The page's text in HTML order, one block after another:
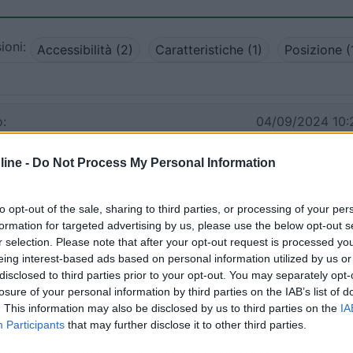
- Do Not Process My Personal Information
opt-out of the sale, sharing to third parties, or processing of your
for targeted advertising by us, please use the below opt-out
selection. Please note that after your opt-out request is processed
interest-based ads based on personal information utilized by us
to third parties prior to your opt-out. You may separately
of your personal information by third parties on the IAB’s list of
This information may also be disclosed by us to third parties on the
Participants that may further disclose it to other third parties.
Accessibilità (2) Caratteristiche (1)
Posizione
04/09/2024
posto il 18/08/2024. Dopo 15 anni siamo ritornati.
e Populonia, ma al rientro abbiamo trovato il camper
tutto rovistato. Leggendo poi sui forum, è da anni
in quella zona e nessuno fa nulla. Evitate se potete!
31/08/2021